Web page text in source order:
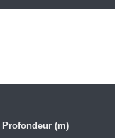
Profondeur (m)